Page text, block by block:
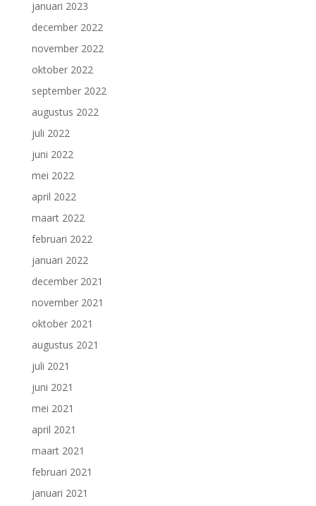
januari 2023
december 2022
november 2022
oktober 2022
september 2022
augustus 2022
juli 2022
juni 2022
mei 2022
april 2022
maart 2022
februari 2022
januari 2022
december 2021
november 2021
oktober 2021
augustus 2021
juli 2021
juni 2021
mei 2021
april 2021
maart 2021
februari 2021
januari 2021